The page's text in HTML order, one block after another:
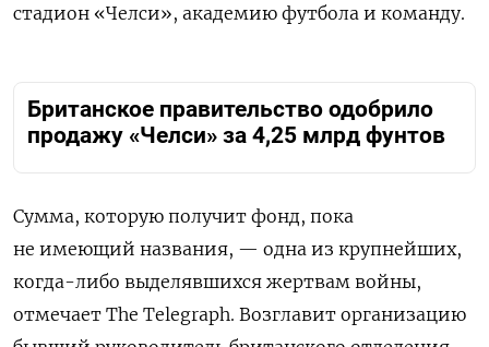
стадион «Челси», академию футбола и команду.
Британское правительство одобрило
продажу «Челси» за 4,25 млрд фунтов
Сумма, которую получит фонд, пока
не имеющий названия, — одна из крупнейших,
когда-либо выделявшихся жертвам войны,
отмечает The Telegraph. Возглавит организацию